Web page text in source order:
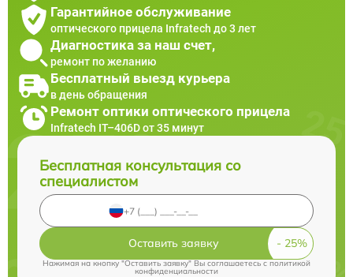
Гарантийное обслуживание
оптического прицела Infratech до 3 лет
Диагностика за наш счет,
ремонт по желанию
Бесплатный выезд курьера
в день обращения
Ремонт оптики оптического прицела
Infratech IT–406D от 35 минут
Бесплатная консультация со
специалистом
Оставить заявку
Нажимая на кнопку "Оставить заявку" Вы соглашаетесь cполитикой
конфиденциальности